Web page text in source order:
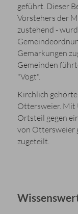
geführt. Dieser
Vorstehers der
zustehend -
Gemarkungen
Gemeinden
"Vogt".
Kirchlich
Ottersweier. Mit
Ortsteil gegen
von Ottersweier
zugeteilt.